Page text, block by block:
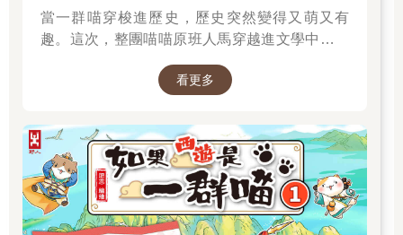
當一群喵穿梭進歷史，歷史突然變得又萌又有
趣。這次，整團喵喵原班人馬穿越進文學中，開
看更多